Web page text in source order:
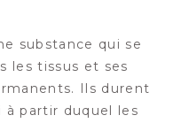
substance qui se
les tissus et ses
Ils durent
à partir duquel les